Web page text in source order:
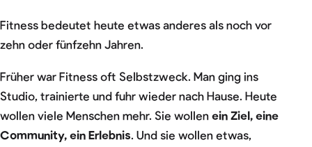
Fitness bedeutet heute etwas anderes als noch vor
zehn oder fünfzehn Jahren.
Früher war Fitness oft Selbstzweck. Man ging ins
Studio, trainierte und fuhr wieder nach Hause. Heute
wollen viele Menschen mehr. Sie wollen ein Ziel, eine
Community, ein Erlebnis. Und sie wollen etwas,